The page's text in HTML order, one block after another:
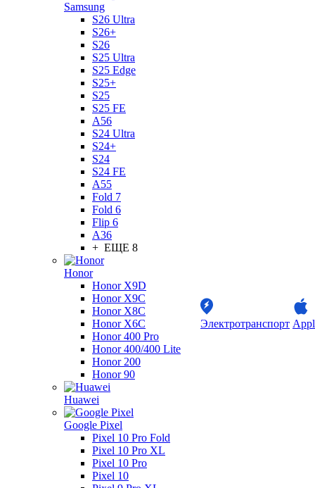
Samsung
S26 Ultra
S26+
S26
S25 Ultra
S25 Edge
S25+
S25
S25 FE
A56
S24 Ultra
S24+
S24
S24 FE
A55
Fold 7
Fold 6
Flip 6
A36
+ ЕЩЕ 8
Honor
Honor X9D
Honor X9C
Honor X8C
Honor X6C
Honor 400 Pro
Honor 400/400 Lite
Honor 200
Honor 90
Huawei
Google Pixel
Pixel 10 Pro Fold
Pixel 10 Pro XL
Pixel 10 Pro
Pixel 10
Электротранспорт